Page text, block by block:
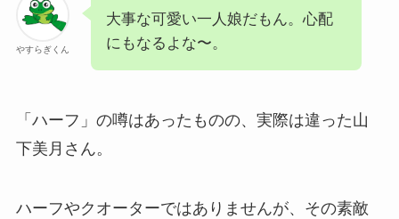
やすらぎくん
大事な可愛い一人娘だもん。心配
にもなるよな〜。
「ハーフ」の噂はあったものの、実際は違った山
下美月さん。
ハーフやクオーターではありませんが、その素敵